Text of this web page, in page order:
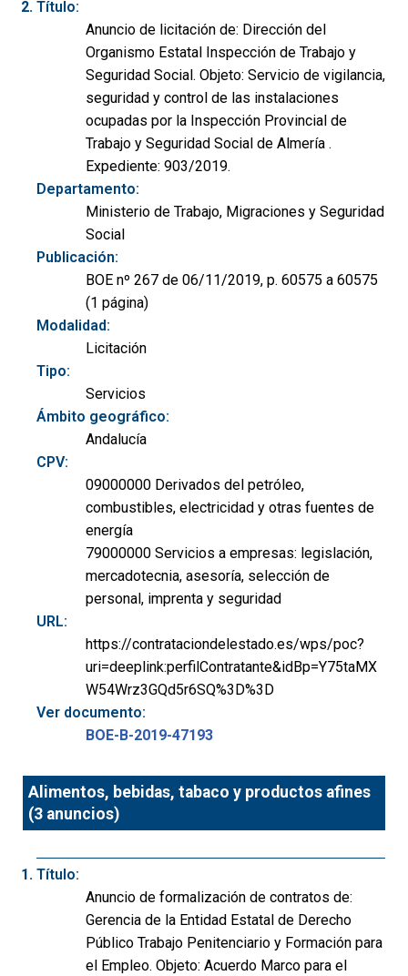
Título:
Anuncio de licitación de: Dirección del
Organismo Estatal Inspección de Trabajo y
Seguridad Social. Objeto: Servicio de vigilancia,
seguridad y control de las instalaciones
ocupadas por la Inspección Provincial de
Trabajo y Seguridad Social de Almería .
Expediente: 903/2019.
Departamento:
Ministerio de Trabajo, Migraciones y Seguridad
Social
Publicación:
BOE nº 267 de 06/11/2019, p. 60575 a 60575
(1 página)
Modalidad:
Licitación
Tipo:
Servicios
Ámbito geográfico:
Andalucía
CPV:
09000000 Derivados del petróleo,
combustibles, electricidad y otras fuentes de
energía
79000000 Servicios a empresas: legislación,
mercadotecnia, asesoría, selección de
personal, imprenta y seguridad
URL:
https://contrataciondelestado.es/wps/poc?
uri=deeplink:perfilContratante&idBp=Y75taMX
W54Wrz3GQd5r6SQ%3D%3D
Ver documento:
BOE-B-2019-47193
Alimentos, bebidas, tabaco y productos afines
(3 anuncios)
Título:
Anuncio de formalización de contratos de:
Gerencia de la Entidad Estatal de Derecho
Público Trabajo Penitenciario y Formación para
el Empleo. Objeto: Acuerdo Marco para el